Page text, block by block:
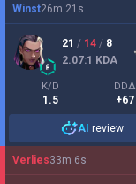
Winst26m 21 s
21 / 14 / 8
2.07:1 KDA
K/D
1.5
DDΔ
+67
AI review
Verlies33m 6s